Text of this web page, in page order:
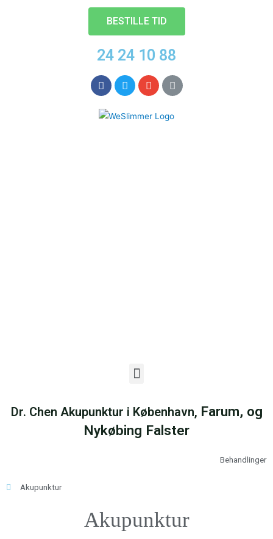
BESTILLE TID
24 24 10 88
Dr. Chen Akupunktur i København, Farum, og
Nykøbing Falster
Behandlinger
Akupunktur
Akupunktur